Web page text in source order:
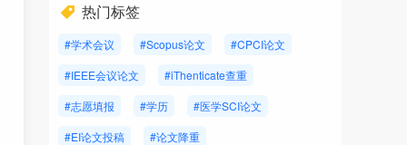
热门标签
#学术会议 #Scopus论文
#CPCI论文
#IEEE会议论文
#iThenticate查重
#志愿填报
#学历
#医学SCI论文
#EI论文投稿
#论文降重